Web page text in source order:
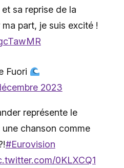
et sa reprise de la
part, je suis excité !
Fuori
2023
représente le
chanson comme
#Eurovision
0KLXCQ1